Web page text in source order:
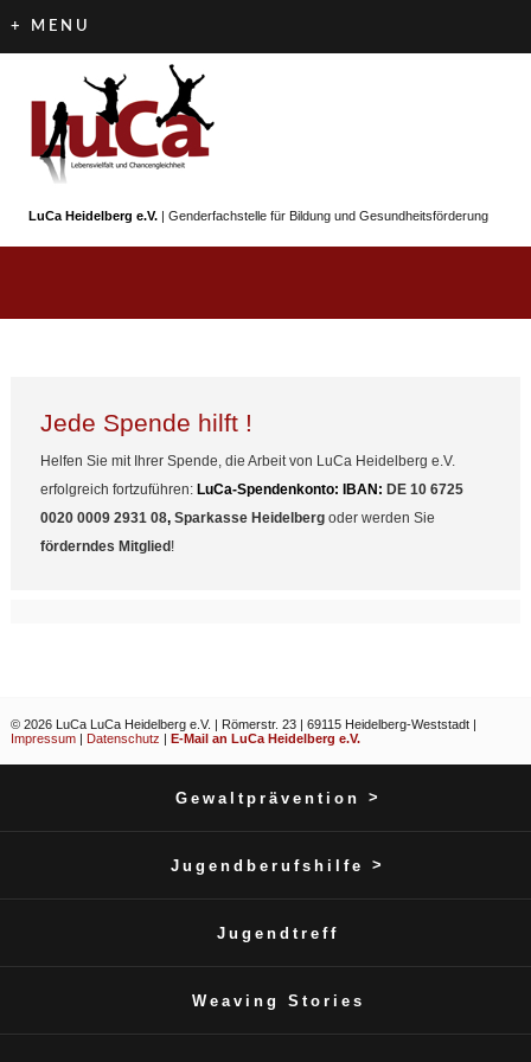
+ MENU
LuCa Heidelberg e.V. | Genderfachstelle für Bildung und Gesundheitsförderung
Jede Spende hilft !
Helfen Sie mit Ihrer Spende, die Arbeit von LuCa Heidelberg e.V.
erfolgreich fortzuführen: LuCa-Spendenkonto: IBAN: DE 10 6725
0020 0009 2931 08, Sparkasse Heidelbergoder werden Sie
förderndes Mitglied!
© 2026 LuCa LuCa Heidelberg e.V. | Römerstr. 23 | 69115 Heidelberg-Weststadt |
Impressum| Datenschutz | E-Mail an LuCa Heidelberg e.V.
Gewaltprävention >
Jugendberufshilfe >
Jugendtreff
Weaving Stories